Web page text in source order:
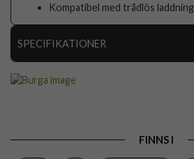
Kompatibel med trådlös laddning
SPECIFIKATIONER
FINNS I